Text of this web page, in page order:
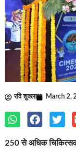
रवि शुक्ला March 2,
250 से अधिक चिकित्सकों